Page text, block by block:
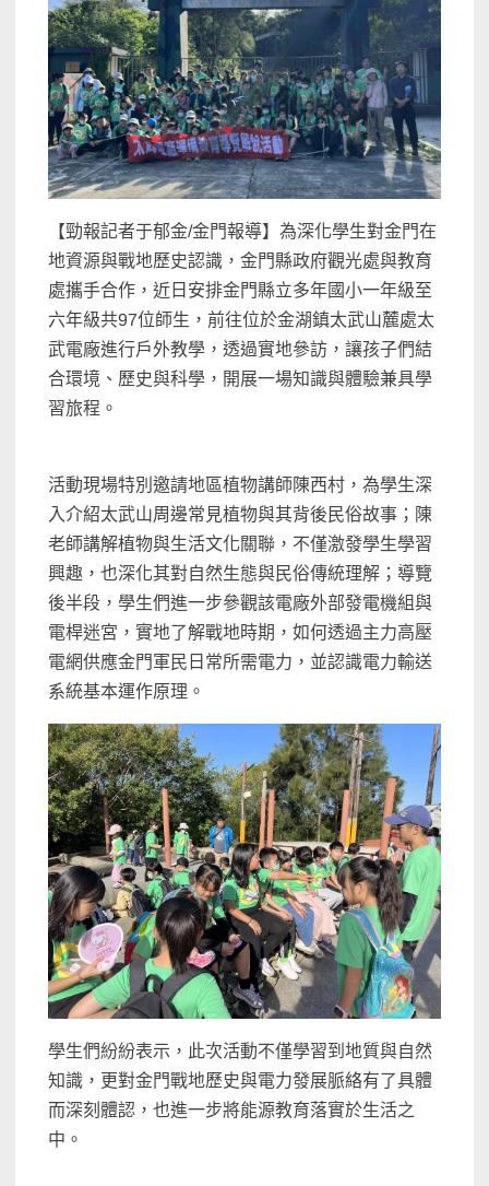
【勁報記者于郁金/金門報導】為深化學生對金門在
地資源與戰地歷史認識，金門縣政府觀光處與教育
處攜手合作，近日安排金門縣立多年國小一年級至
六年級共97位師生，前往位於金湖鎮太武山麓處太
武電廠進行戶外教學，透過實地參訪，讓孩子們結
合環境、歷史與科學，開展一場知識與體驗兼具學
習旅程。
活動現場特別邀請地區植物講師陳西村，為學生深
入介紹太武山周邊常見植物與其背後民俗故事；陳
老師講解植物與生活文化關聯，不僅激發學生學習
興趣，也深化其對自然生態與民俗傳統理解；導覽
後半段，學生們進一步參觀該電廠外部發電機組與
電桿迷宮，實地了解戰地時期，如何透過主力高壓
電網供應金門軍民日常所需電力，並認識電力輸送
系統基本運作原理。
學生們紛紛表示，此次活動不僅學習到地質與自然
知識，更對金門戰地歷史與電力發展脈絡有了具體
而深刻體認，也進一步將能源教育落實於生活之
中。